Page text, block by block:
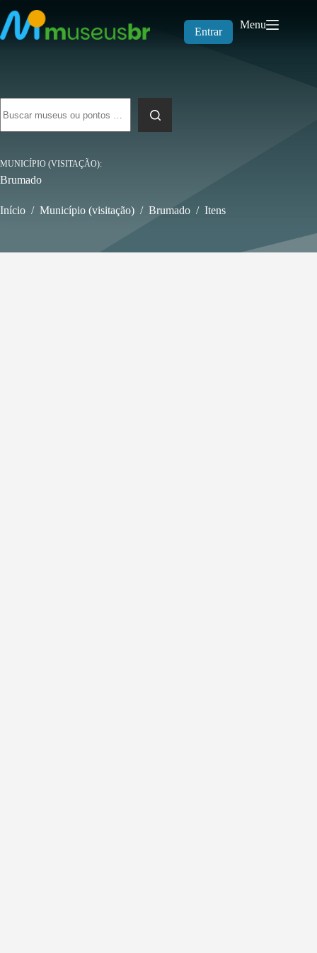
para
o
conteúdo
Entrar
Menu
resultados
MUNICÍPIO (VISITAÇÃO)
Brumado
Início / Município (visitação) / Brumado / Itens